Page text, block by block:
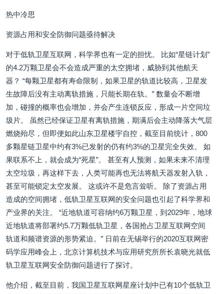
热中冷思
资源占用和安全防御问题亟待解决
对于低轨卫星互联网，科学界也有一定的担忧。 比如“星链计划”
的4.2万颗卫星会不会造成严重的太空拥堵，威胁到其他航天
器？ “每颗卫星都有寿命限制，如果卫星的轨道比较高，卫星发
生故障后没有主动离轨措施，只能长期在轨。” 数量会不断增
加，碰撞的概率也会增加，并会产生连锁反应，形成一片空间垃
圾片。 虽然已经保证卫星有离轨措施，期满后会主动降落大气层
燃烧殆尽，但即便如此山东卫星楼宇自控，截至目前统计，800
多颗星链卫星中约有3%已发射的仍有约3%的卫星完全失效。 如
果联系不上，就会成为“死星”。 甚至有人预测，如果未来不清理
太空垃圾，再这样下去，人类可能再也无法将航天器发射入轨，
甚至可能锁定太空发展。 这或许不是危言耸听。 除了资源占用
造成的空间拥堵，低轨卫星互联网的安全问题也引起了科学界和
产业界的关注。 “近地轨道可容纳约6万颗卫星，到2029年，地球
近地轨道将部署约5.7万颗低轨卫星，各国抢占卫星互联网空间
轨道和频谱资源的形势紧迫。” 日前在无锡举行的2020互联网密
码学应用峰会上，北京计算机技术与应用研究所所长袁晓光就低
轨卫星互联网安全防御问题进行了探讨。
他介绍，截至目前，我国卫星互联网星座计划中已有10个低轨卫